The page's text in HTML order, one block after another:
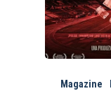
Magazine